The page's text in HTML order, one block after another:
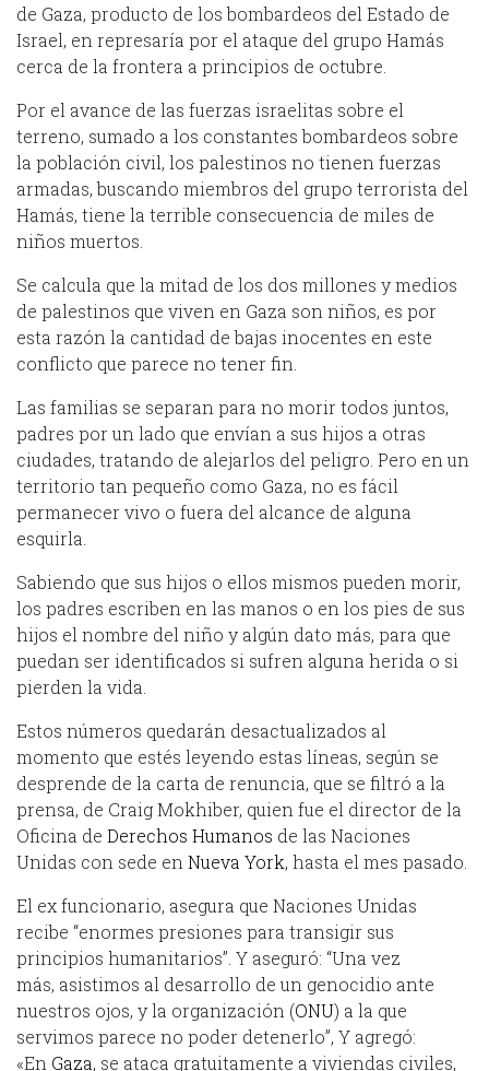
de Gaza, producto de los bombardeos del Estado de
Israel, en represaría por el ataque del grupo Hamás
cerca de la frontera a principios de octubre.
Por el avance de las fuerzas israelitas sobre el
terreno, sumado a los constantes bombardeos sobre
la población civil, los palestinos no tienen fuerzas
armadas, buscando miembros del grupo terrorista del
Hamás, tiene la terrible consecuencia de miles de
niños muertos.
Se calcula que la mitad de los dos millones y medios
de palestinos que viven en Gaza son niños, es por
esta razón la cantidad de bajas inocentes en este
conflicto que parece no tener fin.
Las familias se separan para no morir todos juntos,
padres por un lado que envían a sus hijos a otras
ciudades, tratando de alejarlos del peligro. Pero en un
territorio tan pequeño como Gaza, no es fácil
permanecer vivo o fuera del alcance de alguna
esquirla.
Sabiendo que sus hijos o ellos mismos pueden morir,
los padres escriben en las manos o en los pies de sus
hijos el nombre del niño y algún dato más, para que
puedan ser identificados si sufren alguna herida o si
pierden la vida.
Estos números quedarán desactualizados al
momento que estés leyendo estas líneas, según se
desprende de la carta de renuncia, que se filtró a la
prensa, de Craig Mokhiber, quien fue el director de la
Oficina de Derechos Humanos de las Naciones
Unidas con sede en Nueva York, hasta el mes pasado.
El ex funcionario, asegura que Naciones Unidas
recibe “enormes presiones para transigir sus
principios humanitarios”. Y aseguró: “Una vez
más, asistimos al desarrollo de un genocidio ante
nuestros ojos, y la organización (ONU) a la que
servimos parece no poder detenerlo”, Y agregó:
«En Gaza, se ataca gratuitamente a viviendas civiles,